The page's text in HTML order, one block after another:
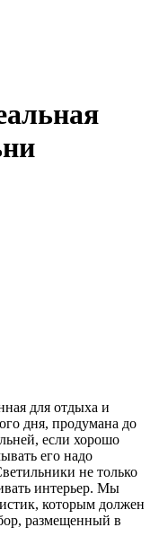
для отдыха и
дня, продумана до
если хорошо
его надо
не только
интерьер. Мы
которым должен
размещенный в